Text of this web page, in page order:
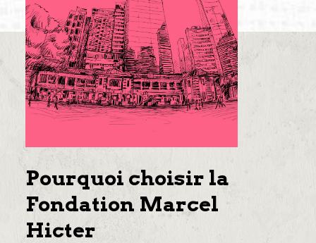
Pourquoi choisir la
Fondation Marcel
Hicter